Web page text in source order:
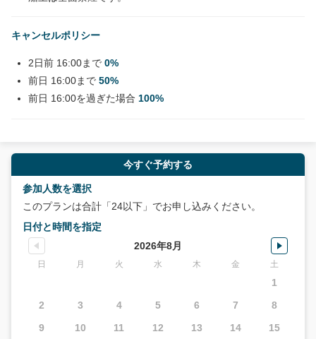
キャンセルポリシー
2日前 16:00まで 0%
前日 16:00まで 50%
前日 16:00を過ぎた場合 100%
今すぐ予約する
参加人数を選択
このプランは合計「24以下」でお申し込みください。
日付と時間を指定
2026年8月
日 月 火 水 木 金 土
1
2
3 4 5 6 7
8
9
10 11 12 13 14
15